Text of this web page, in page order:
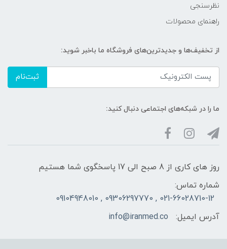
نظرسنجی
راهنمای محصولات
از تخفیف‌ها و جدیدترین‌های فروشگاه ما باخبر شوید:
ثبت‌نام
ما را در شبکه‌های اجتماعی دنبال کنید:
روز های کاری از 8 صبح الی 17 پاسخگوی شما هستیم
شماره تماس:
021-66028710-12 , 09306297770 , 09104948010
آدرس ایمیل:
info@iranmed.co